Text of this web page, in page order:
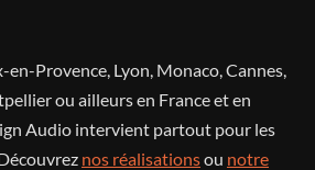
en-Provence, Lyon, Monaco, Cannes,
ou ailleurs en France et en
Audio intervient partout pour les
nos réalisationsou notre